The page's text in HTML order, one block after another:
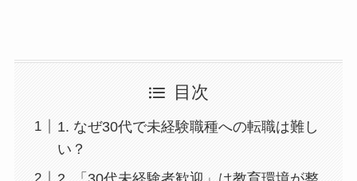
目次
1. なぜ30代で未経験職種への転職は難し
い？